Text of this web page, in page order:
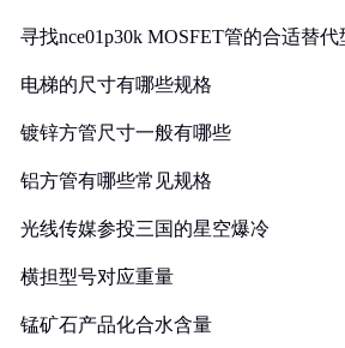
寻找nce01p30k MOSFET管的合适替代
电梯的尺寸有哪些规格
镀锌方管尺寸一般有哪些
铝方管有哪些常见规格
光线传媒参投三国的星空爆冷
横担型号对应重量
锰矿石产品化合水含量